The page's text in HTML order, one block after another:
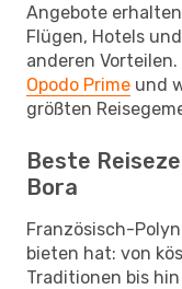
Angebote
Flügen, Hotels
anderen
Opodo Prime und
größten
Beste
Bora
Französisch-
bieten hat: von
Traditionen bis